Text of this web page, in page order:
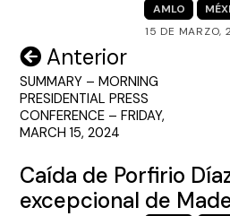
AMLO
15 DE MARZO,
Navegación
de
entradas
Anterior
SUMMARY – MORNING
PRESIDENTIAL PRESS
CONFERENCE – FRIDAY,
MARCH 15, 2024
Caída de Porfirio
excepcional de